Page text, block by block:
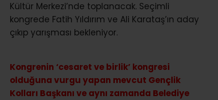
Kültür Merkezi’nde toplanacak. Seçimli
kongrede Fatih Yıldırım ve Ali Karataş’ın aday
çıkıp yarışması bekleniyor.
Kongrenin ‘cesaret ve birlik’ kongresi
olduğuna vurgu yapan mevcut Gençlik
Kolları Başkanı ve aynı zamanda Belediye